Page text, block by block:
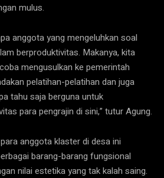
mulus.
anggota yang mengeluhkan soal
berproduktivitas. Makanya, kita
mengusulkan ke pemerintah
pelatihan-pelatihan dan juga
tahu saja berguna untuk
para pengrajin di sini,” tutur Agung.
anggota klaster di desa ini
barang-barang fungsional
nilai estetika yang tak kalah saing.